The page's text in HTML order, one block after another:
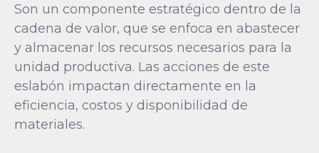
Son un componente estratégico dentro de la
cadena de valor, que se enfoca en abastecer
y almacenar los recursos necesarios para la
unidad productiva. Las acciones de este
eslabón impactan directamente en la
eficiencia, costos y disponibilidad de
materiales.